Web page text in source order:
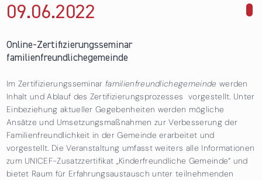
09.06.2022
Online-Zertifizierungsseminar
familienfreundlichegemeinde
Im Zertifizierungsseminar familienfreundlichegemeinde werden
Inhalt und Ablauf des Zertifizierungsprozesses vorgestellt. Unter
Einbeziehung aktueller Gegebenheiten werden mögliche
Ansätze und Umsetzungsmaßnahmen zur Verbesserung der
Familienfreundlichkeit in der Gemeinde erarbeitet und
vorgestellt. Die Veranstaltung umfasst weiters alle Informationen
zum UNICEF-Zusatzzertifikat „Kinderfreundliche Gemeinde“ und
bietet Raum für Erfahrungsaustausch unter teilnehmenden